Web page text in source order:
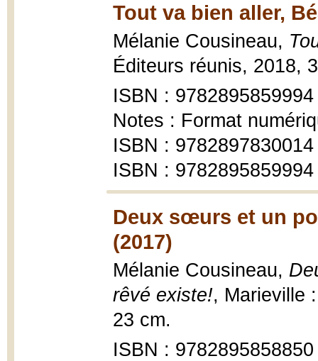
Tout va bien aller,
Mélanie Cousineau,
Éditeurs réunis, 2018,
ISBN : 9782895859994
Notes : Format
ISBN :
ISBN :
Deux sœurs et un
(2017)
Mélanie Cousineau,
rêvé existe!, Marieville
23 cm.
ISBN : 9782895858850